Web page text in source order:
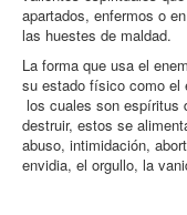
Ofrenda
Contacto
apartados, enfermos o
las huestes de maldad.
La forma que usa el
su estado físico como el
los cuales son espíritus
destruir, estos se
abuso, intimidación,
envidia, el orgullo, la